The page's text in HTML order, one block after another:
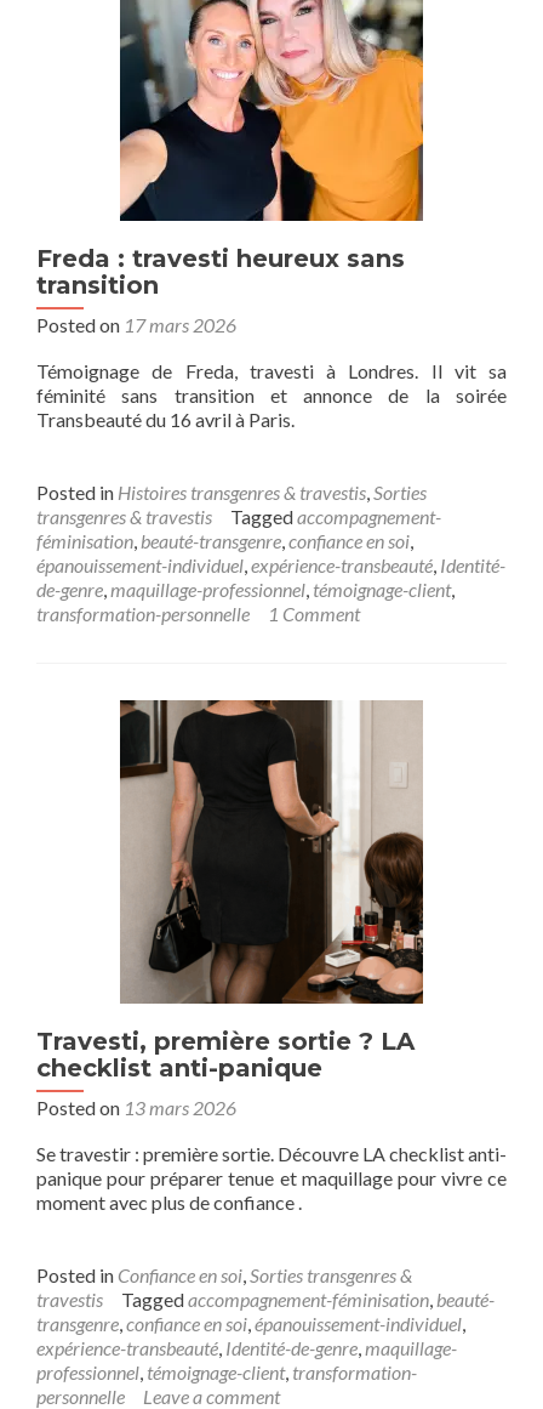
Freda : travesti heureux sans
transition
Posted on 17 mars 2026
Témoignage de Freda, travesti à Londres. Il vit sa
féminité sans transition et annonce de la soirée
Transbeauté du 16 avril à Paris.
Posted in Histoires transgenres & travestis,Sorties
transgenres & travestis
Taggedaccompagnement-
féminisation, beauté-transgenre,confiance en soi,
épanouissement-individuel,expérience-transbeauté, Identité-
de-genre,maquillage-professionnel, témoignage-client,
transformation-personnelle
1 Comment
Travesti, première sortie ? LA
checklist anti-panique
Posted on 13 mars 2026
Se travestir : première sortie. Découvre LA checklist anti-
panique pour préparer tenue et maquillage pour vivre ce
moment avec plus de confiance .
Posted in Confiance en soi,Sorties transgenres &
travestis
Taggedaccompagnement-féminisation, beauté-
transgenre,confiance en soi,épanouissement-individuel,
expérience-transbeauté, Identité-de-genre,maquillage-
professionnel, témoignage-client, transformation-
personnelle
Leave a comment